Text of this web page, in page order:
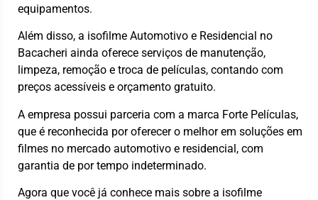
equipamentos.
Além disso, a isofilme Automotivo e Residencial no
Bacacheri ainda oferece serviços de manutenção,
limpeza, remoção e troca de películas, contando com
preços acessíveis e orçamento gratuito.
A empresa possui parceria com a marca Forte Películas,
que é reconhecida por oferecer o melhor em soluções em
filmes no mercado automotivo e residencial, com
garantia de por tempo indeterminado.
Agora que você já conhece mais sobre a isofilme